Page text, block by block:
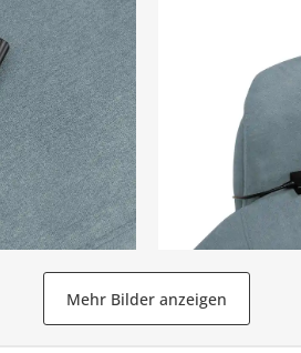
Mehr Bilder anzeigen